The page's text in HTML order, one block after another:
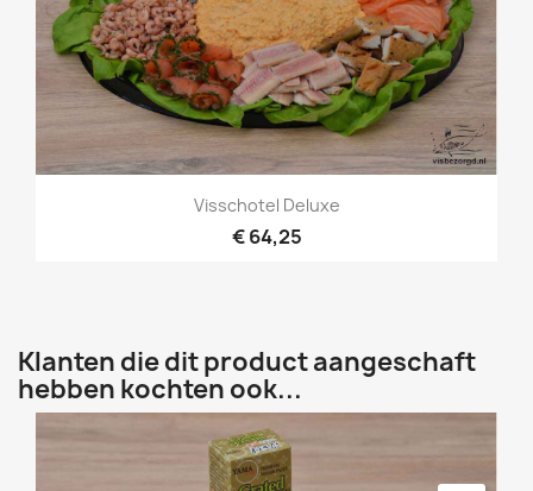
Visschotel Deluxe
€ 64,25
Klanten die dit product aangeschaft
hebben kochten ook...